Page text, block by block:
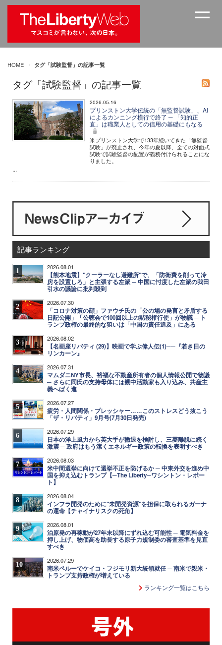
HOME タグ「試験監督」の記事一覧
タグ「試験監督」の記事一覧
2026.05.16
プリンストン大学伝統の「無監督試験」、AI
によるカンニング横行で終了 ─ 「知的正
直」は職業人としての信用の基礎にもなる
米プリンストン大学で133年続いてきた「無監督
試験」が廃止され、今年の夏以降、全ての対面式
試験で試験監督の配置が義務付けられることにな
りました。
...
記事ランキング
1 2026.08.01
【熊本地震】"クーラーなし避難所"で、「防衛費を削って冷
房を設置しろ」と主張する左派 ─ 中国に忖度した左派の我田
引水の議論に批判殺到
2 2026.07.30
「コロナ対策の顔」ファウチ氏の「公の場の発言と矛盾する
日記公開」「公聴会で100回以上の黙秘権行使」が物議 ─ ト
ランプ政権の最終的な狙いは「中国の責任追及」にある
3 2026.08.02
【名画座リバティ (29)】映画で学ぶ偉人伝(1)──『若き日の
リンカーン』
4 2026.07.31
マムダニNY市長、裕福な不動産所有者の個人情報公開で物議
─ さらに同氏の支持母体には親中活動家も入り込み、共産主
義へばく進
5 2026.07.27
疲労・人間関係・プレッシャー……このストレスどう抜こう
「ザ・リバティ」9月号(7月30日発売)
6 2026.07.29
日本の洋上風力から英大手が撤退を検討し、三菱離脱に続く
激震 ─ 政府はもう潔くエネルギー政策の転換を表明すべき
7 2026.08.03
米中間選挙に向けて選挙不正を防げるか ─ 中東外交を進め中
国を抑え込むトランプ【─The Liberty─ワシントン・レポー
ト】
8 2026.08.04
インフラ開発のために"未開発資源"を担保に取られるガーナ
の運命【チャイナリスクの死角】
9 2026.08.01
泊原発の再稼動が27年末以降にずれ込む可能性 ─ 電気料金を
押し上げ、物価高を助長する原子力規制委の審査基準を見直
すべき
10 2026.07.29
南米ペルーでケイコ・フジモリ新大統領就任 ─ 南米で親米・
トランプ支持政権が増えている
ランキング一覧はこちら